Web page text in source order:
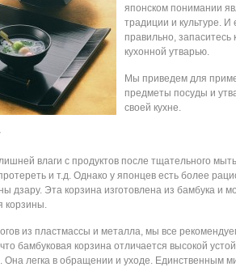
японском понимании
традиции и культуре. И
правильно,
кухонной утварью.
Мы приведем для
предметы посуды и
своей кухне.
влаги с продуктов после тщательного
и т.д. Однако у японцев есть более
дзару. Эта корзина изготовлена из бамбука и
корзины.
из пластмассы и металла, мы все
бамбуковая корзина отличается высокой
Она легка в обращении и уходе. Единственным